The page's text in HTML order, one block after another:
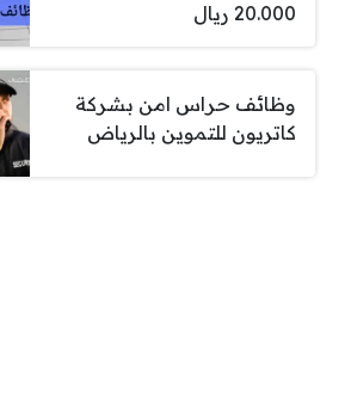
20.000 ريال
وظائف حراس امن بشركة
كاتريون للتموين بالرياض